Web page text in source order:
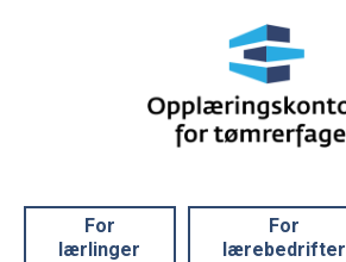
For
lærlinger
For
lærebedrifter